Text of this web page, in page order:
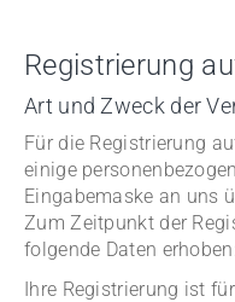
Registrierung
Art und Zweck der
Für die Registrierung
einige
Eingabemaske an uns
Zum Zeitpunkt der
folgende Daten
Ihre Registrierung ist